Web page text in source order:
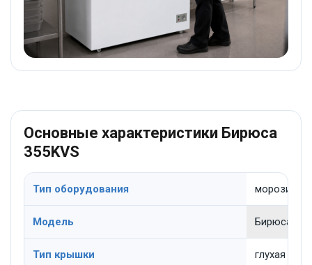
Основные характеристики Бирюса
355KVS
Тип оборудования
Модель Бирюса
Тип крышки глухая